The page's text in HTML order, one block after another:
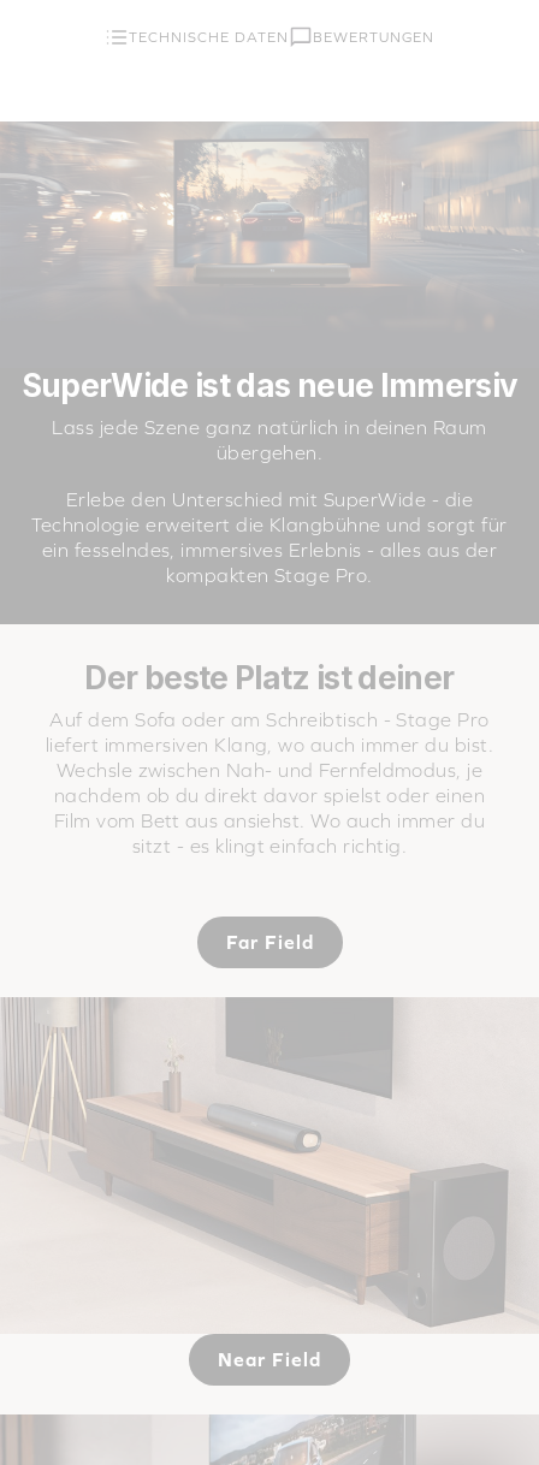
TECHNISCHE DATEN BEWERTUNGEN
SuperWide ist das neue Immersiv
Lass jede Szene ganz natürlich in deinen Raum
übergehen.
Erlebe den Unterschied mit SuperWide - die
Technologie erweitert die Klangbühne und sorgt für
ein fesselndes, immersives Erlebnis - alles aus der
kompakten Stage Pro.
Der beste Platz ist deiner
Auf dem Sofa oder am Schreibtisch - Stage Pro
liefert immersiven Klang, wo auch immer du bist.
Wechsle zwischen Nah- und Fernfeldmodus, je
nachdem ob du direkt davor spielst oder einen
Film vom Bett aus ansiehst. Wo auch immer du
sitzt - es klingt einfach richtig.
Far Field
Near Field